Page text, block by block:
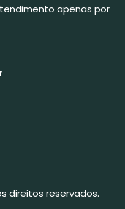
apenas por
direitos reservados.